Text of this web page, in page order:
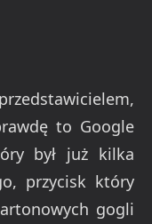
to Google
był już kilka
przycisk który
gogli